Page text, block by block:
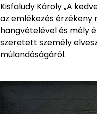
Kisfaludy Károly „A
az emlékezés érzékeny
hangvételével és mély
szeretett személy
múlandóságáról.